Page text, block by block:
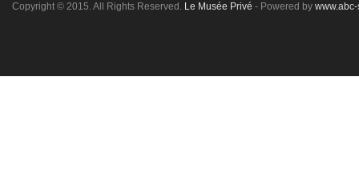
Copyright © 2015. All Rights Reserved. Le Musée Privé - Powered by